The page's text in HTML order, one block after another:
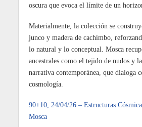
oscura que evoca el límite de un
Materialmente, la colección se
junco y madera de cachimbo,
lo natural y lo conceptual. Mosca
ancestrales como el tejido de nudos y
narrativa contemporánea, que dialoga
cosmología.
90+10, 24/04/26 – Estructuras
Mosca